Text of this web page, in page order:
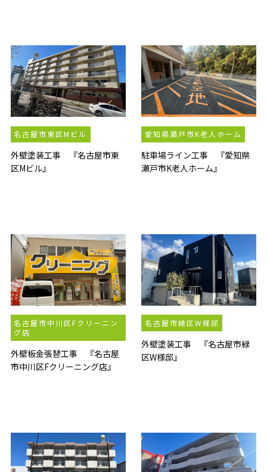
名古屋市東区Mビル
外壁塗装工事 『名古屋市東
区Mビル』
愛知県瀬戸市K老人ホーム
駐車場ライン工事 『愛知県
瀬戸市K老人ホーム』
名古屋市中川区Fクリーニン
グ店
外壁板金張替工事 『名古屋
市中川区Fクリーニング店』
名古屋市緑区W様邸
外壁塗装工事 『名古屋市緑
区W様邸』